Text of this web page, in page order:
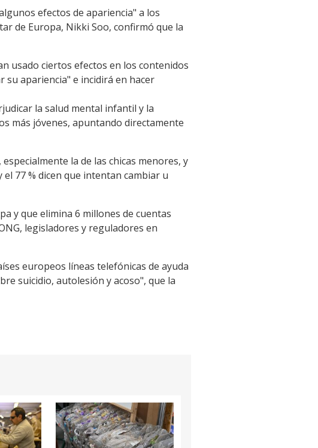
efectos de apariencia" a los
de Europa, Nikki Soo, confirmó que la
usado ciertos efectos en los contenidos
su apariencia" e incidirá en hacer
la salud mental infantil y la
más jóvenes, apuntando directamente
la de las chicas menores, y
77 % dicen que intentan cambiar u
y que elimina 6 millones de cuentas
legisladores y reguladores en
europeos líneas telefónicas de ayuda
suicidio, autolesión y acoso", que la